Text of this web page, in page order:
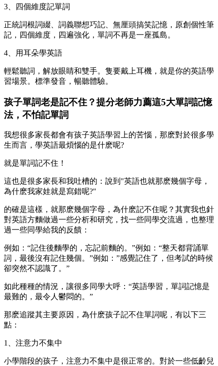
3、四個維度記單詞
正統詞根詞綴、詞義聯想巧記、無厘頭搞笑記憶，原創個性筆
記，四個維度，四遍強化，單詞不再是一座孤島。
4、用耳朵學英語
輕鬆聽詞，解放眼睛和雙手。隻要戴上耳機，就是你的英語學
習場景。標準發音，暢聽體驗。
孩子單詞老是記不住？提分老師力薦這5大單詞記憶
法，不怕記單詞
我想很多家長都會有孩子英語學習上的苦惱，那麽對於很多學
生而言，學英語最煩惱的是什麽呢?
就是單詞記不住！
這也是很多家長和我吐槽的：說到"英語也就那麽幾個字母，
為什麽我家娃就是寫錯呢?"
的確是這樣，就那麽幾個字母，為什麽記不住呢？其實我也針
對英語方麵做過一些分析和研究，找一些同學交流過，也整理
過一些同學給我的反饋：
例如：“記住後麵學的，忘記前麵的。”例如：“整天都背誦單
詞，最後沒有記住幾個。”例如：”感覺記住了，但考試的時候
卻突然不認識了。”
如此種種的情況，讓很多同學大呼：“英語學習，單詞記憶是
最難的，最令人鬱悶的。”
那麽追蹤其主要原因，為什麽孩子記不住單詞呢，有以下三
點：
1、注意力不集中
小學階段的孩子，注意力不集中是很正常的。對於一些低齡兒